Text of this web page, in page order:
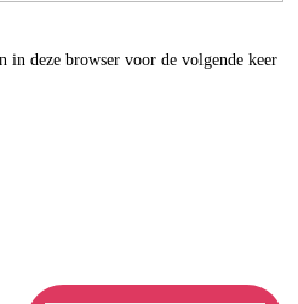
in deze browser voor de volgende keer